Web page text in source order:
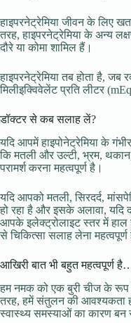
हाइपरनेट्रेमिया जीवन के लिए
तरह, हाइपरनेट्रेमिया के अन्य
दौरे या कोमा शामिल हैं।
हाइपरनेट्रेमिया तब होता है, जब
मिलीइक्विवेलेंट प्रति लीटर
डॉक्टर से कब सलाह लें?
यदि आपमें हाइपोनेट्रेमिया के
कि मतली और उल्टी, भ्रम, थकान,
परामर्श करना महत्वपूर्ण है।
यदि आपको मतली, सिरदर्द,
हो रहा है और इसके अलावा, यदि
आपके इलेक्ट्रोलाइट स्तर में हाल
से चिकित्सा सलाह लेना महत्वपूर्ण
आखिरी बात भी बहुत महत्वपूर्ण
हम नमक को एक बुरी चीज के
तरह, हमें संतुलन की आवश्यकता
स्वास्थ्य समस्याओं का कारण बन